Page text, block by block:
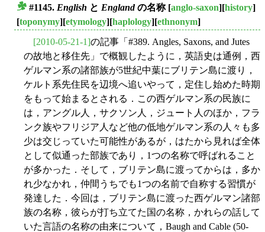
#1145. English と Englandの名称[anglo-saxon][history]
[toponymy][etymology][haplology][ethnonym]
[2010-05-21-1]の記事「#389. Angles, Saxons, and Jutes
の故地と移住先」で概観したように，英語史は通例，西
ゲルマン系の諸部族が5世紀中葉にブリテン島に渡り，
ケルト系先住民を辺境へ追いやって，定住し始めた時期
をもって始まるとされる．この西ゲルマン系の民族に
は，アングル人，サクソン人，ジュート人のほか，フラ
ンク族やフリジア人など他の低地ゲルマン系の人々も多
少は交じっていた可能性があるが，はたから見れば全体
として似通った部族であり，1つの名称で呼ばれること
が多かった．そして，ブリテン島に渡ってからは，多か
れ少なかれ，仲間うちでも1つの名前で自称する習慣が
発達した．今回は，ブリテン島に渡った西ゲルマン諸部
族の名称，彼らが打ち立てた国の名称，かれらの話して
いた言語の名称の由来について，Baugh and Cable (50-